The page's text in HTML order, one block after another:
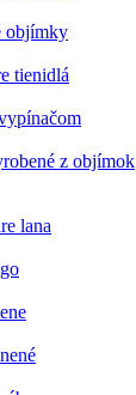
objímky
tienidlá
z objímok
lana